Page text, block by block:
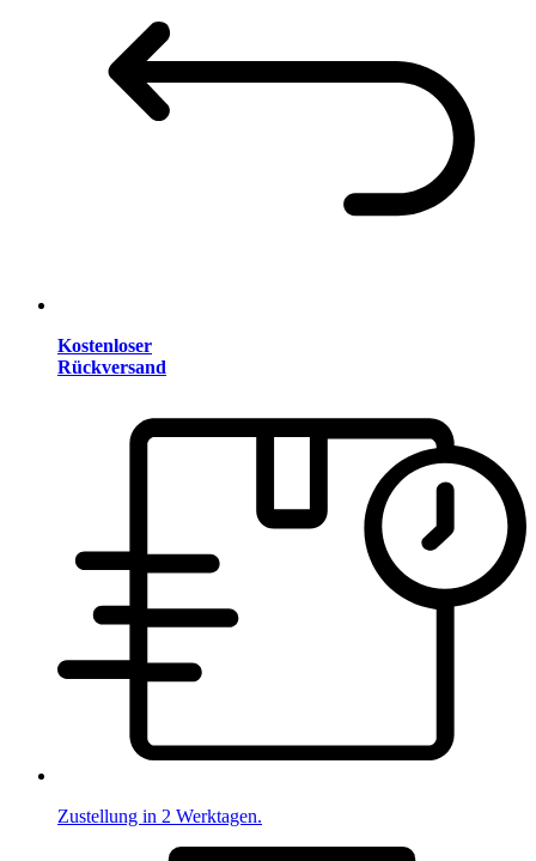
Kostenloser
Rückversand
Zustellung in 2 Werktagen.